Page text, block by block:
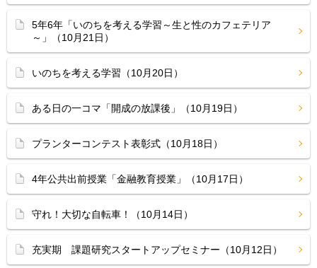
5年6年「いのちを考える学習～生と性のカフェテリア
～」（10月21日）
いのちを考える学習（10月20日）
ある日の一コマ「開成の放課後」（10月19日）
プランターコンテスト表彰式（10月18日）
4年公共出前授業「金融教育授業」（10月17日）
守れ！大切な自転車！（10月14日）
充実期 課題研究スタートアップセミナー（10月12日）